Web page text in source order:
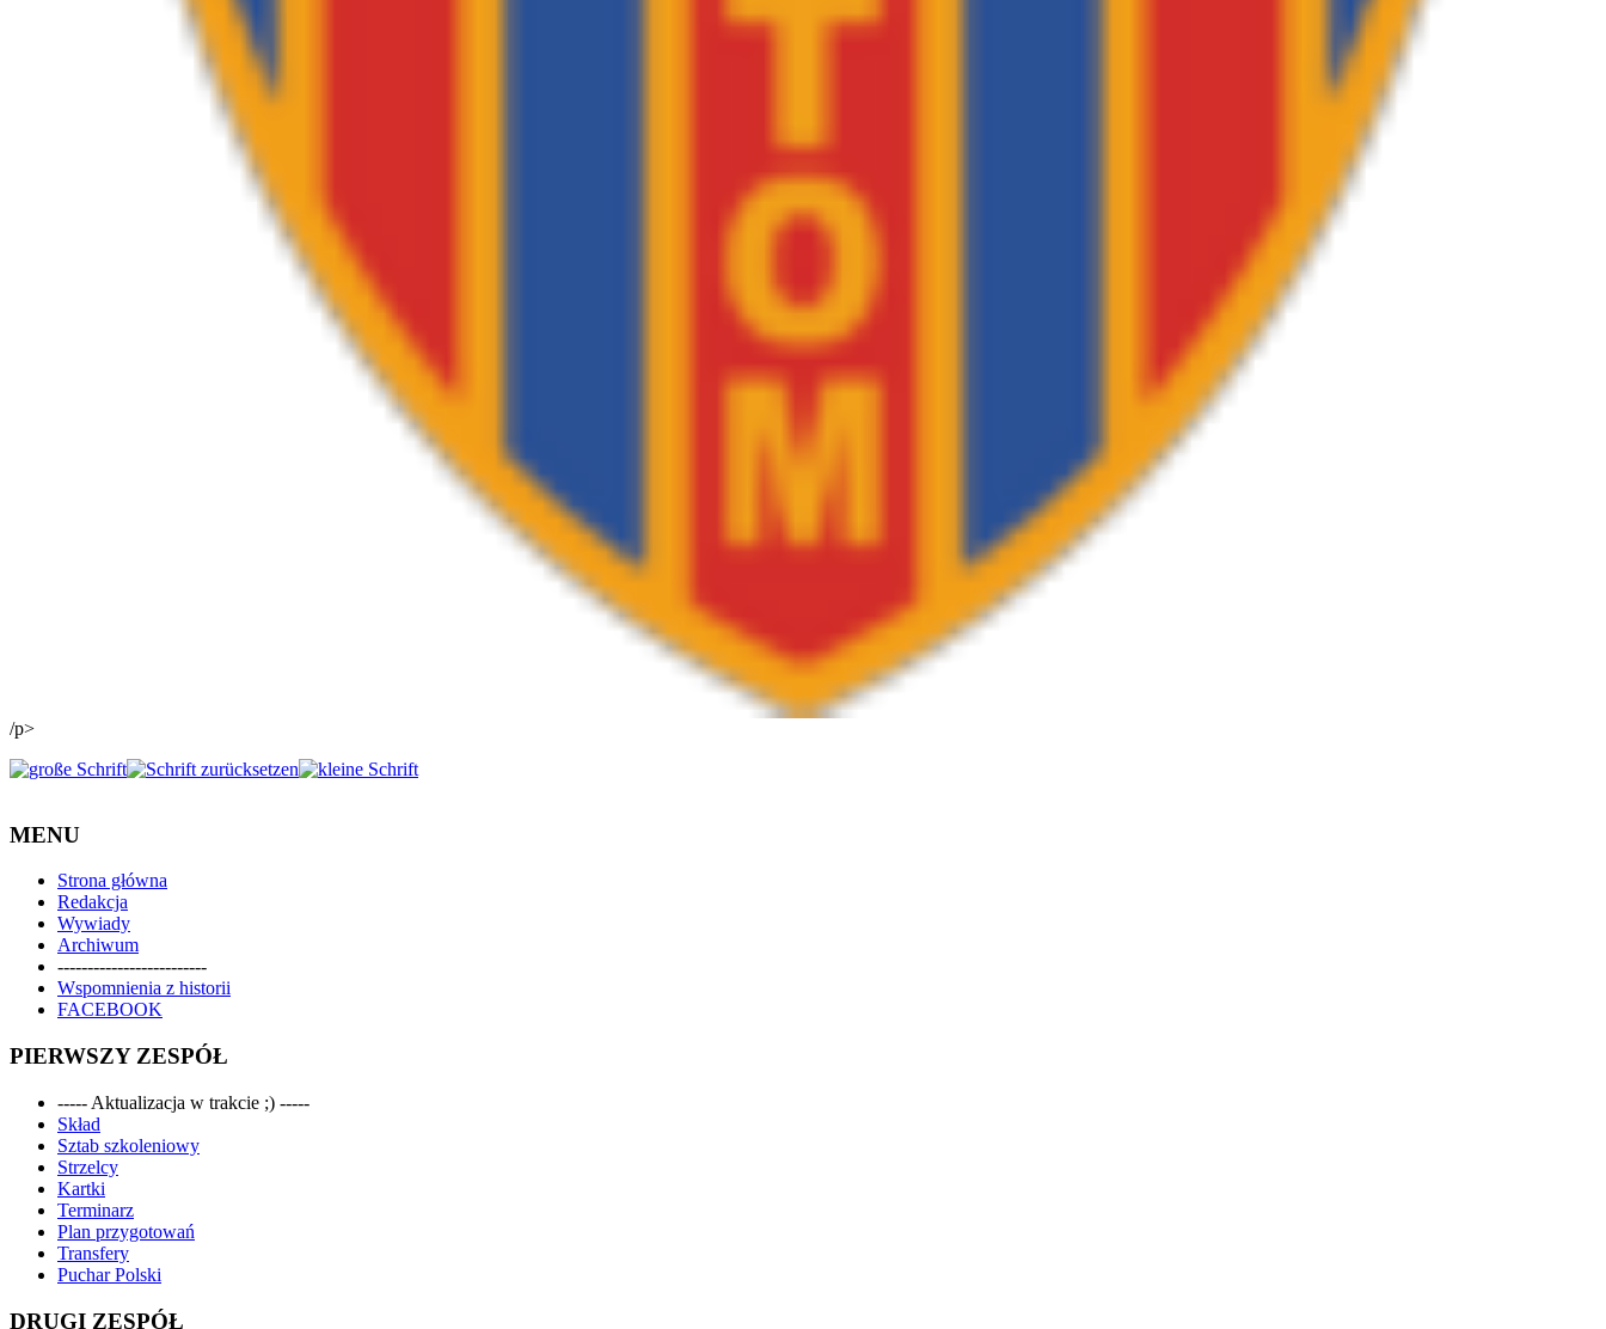
/p>
MENU
Strona główna
Redakcja
Wywiady
Archiwum
-------------------------
Wspomnienia z historii
FACEBOOK
PIERWSZY ZESPÓŁ
----- Aktualizacja w trakcie ;) -----
Skład
Sztab szkoleniowy
Strzelcy
Kartki
Terminarz
Plan przygotowań
Transfery
Puchar Polski
DRUGI ZESPÓŁ